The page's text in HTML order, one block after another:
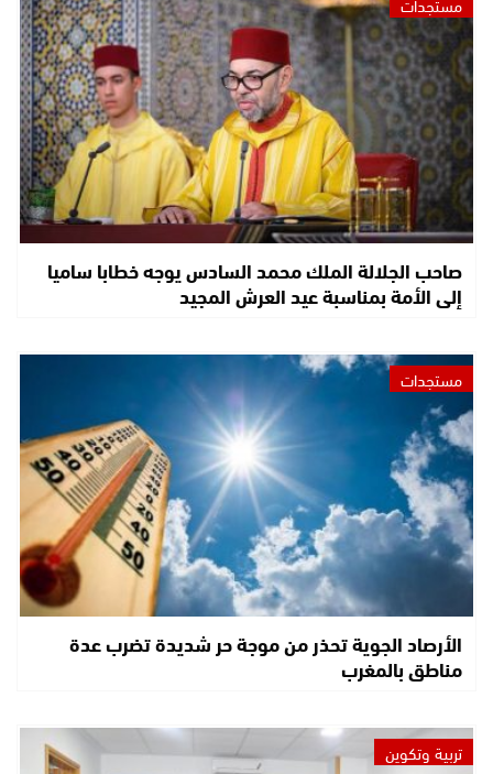
صاحب الجلالة الملك محمد السادس يوجه خطابا ساميا
إلى الأمة بمناسبة عيد العرش المجيد
مستجدات
الأرصاد الجوية تحذر من موجة حر شديدة تضرب عدة
مناطق بالمغرب
تربية وتكوين